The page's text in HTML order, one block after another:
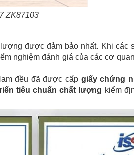
ZK87103
được đảm bảo nhất. Khi các
nghiệm đánh giá của các cơ
đều đã được cấp giấy chứng
tiêu chuẩn chất lượng kiểm